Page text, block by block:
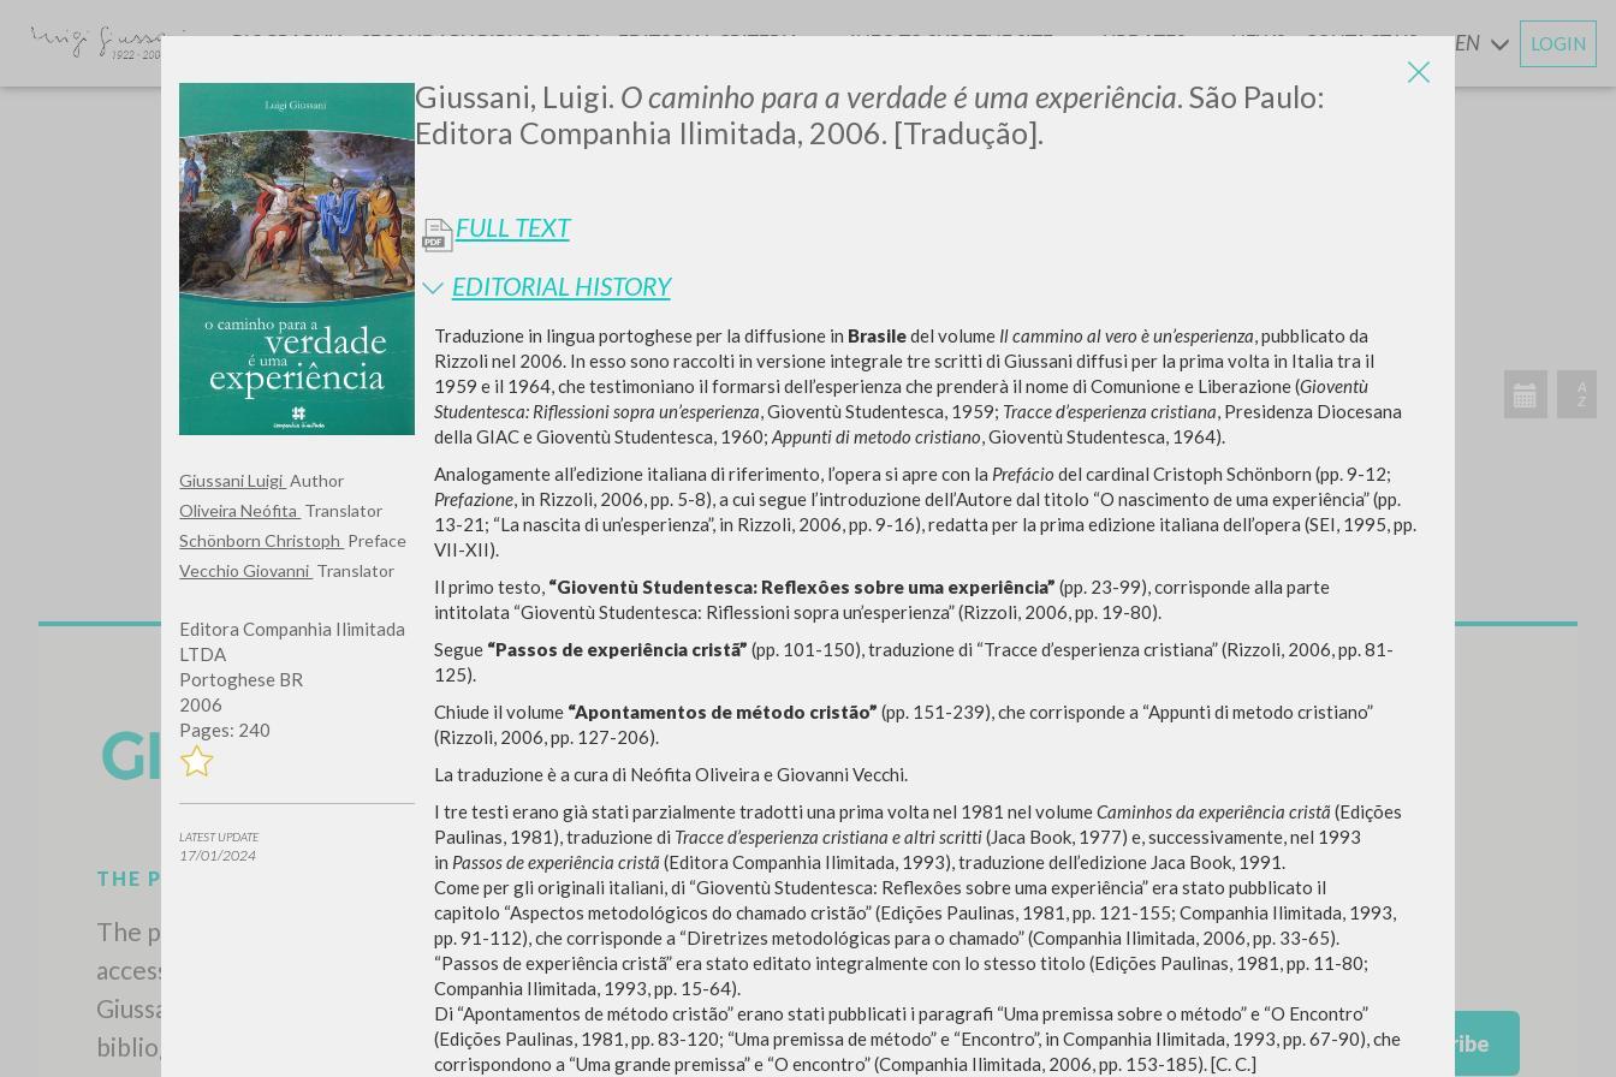
Giussani Luigi Author
Oliveira Neófita Translator
Schönborn Christoph Preface
Vecchio Giovanni Translator
Editora Companhia Ilimitada
LTDA
Portoghese BR
2006
Pages: 240
LATEST UPDATE
17/01/2024
Giussani, Luigi. O caminho para a verdade é uma experiência. São Paulo:
Editora Companhia Ilimitada, 2006. [Tradução].
FULL TEXT
EDITORIAL HISTORY
Traduzione in lingua portoghese per la diffusione in Brasiledel volume Il cammino al vero è un’esperienza, pubblicato da
Rizzoli nel 2006. In esso sono raccolti in versione integrale tre scritti di Giussani diffusi per la prima volta in Italia tra il
1959 e il 1964, che testimoniano il formarsi dell’esperienza che prenderà il nome di Comunione e Liberazione (Gioventù
Studentesca: Riflessioni sopra un’esperienza, Gioventù Studentesca, 1959; Tracce d’esperienza cristiana, Presidenza Diocesana
della GIAC e Gioventù Studentesca, 1960; Appunti di metodo cristiano, Gioventù Studentesca, 1964).
Analogamente all’edizione italiana di riferimento, l’opera si apre con la Prefácio del cardinal Cristoph Schönborn (pp. 9-12;
Prefazione, in Rizzoli, 2006, pp. 5-8), a cui segue l’introduzione dell’Autore dal titolo “O nascimento de uma experiência” (pp.
13-21; “La nascita di un’esperienza”, in Rizzoli, 2006, pp. 9-16), redatta per la prima edizione italiana dell’opera (SEI, 1995, pp.
VII-XII).
Il primo testo, “Gioventù Studentesca: Reflexôes sobre uma experiência” (pp. 23-99), corrisponde alla parte
intitolata “Gioventù Studentesca: Riflessioni sopra un’esperienza” (Rizzoli, 2006, pp. 19-80).
Segue “Passos de experiência cristã” (pp. 101-150), traduzione di “Tracce d’esperienza cristiana” (Rizzoli, 2006, pp. 81-
125).
Chiude il volume “Apontamentos de método cristão” (pp. 151-239), che corrisponde a “Appunti di metodo cristiano”
(Rizzoli, 2006, pp. 127-206).
La traduzione èa cura di Neófita Oliveira e Giovanni Vecchi.
I tre testi erano già stati parzialmente tradotti una prima volta nel 1981 nel volumeCaminhos da experiência cristã (Edições
Paulinas, 1981), traduzione di Tracce d’esperienza cristiana e altri scritti(Jaca Book, 1977) e, successivamente, nel 1993
in Passos de experiência cristã (Editora Companhia Ilimitada, 1993), traduzione dell’edizione Jaca Book, 1991.
Come per gli originali italiani, di “Gioventù Studentesca: Reflexôes sobre uma experiência” era stato pubblicato il
capitolo “Aspectos metodológicos do chamado cristão” (Edições Paulinas, 1981, pp. 121-155; Companhia Ilimitada, 1993,
pp. 91-112), che corrisponde a “Diretrizes metodológicas para o chamado” (Companhia Ilimitada, 2006, pp. 33-65).
“Passos de experiência cristã” era stato editato integralmente con lo stesso titolo (Edições Paulinas, 1981, pp. 11-80;
Companhia Ilimitada, 1993, pp. 15-64).
Di “Apontamentos de método cristão” erano stati pubblicati i paragrafi “Uma premissa sobre o método” e “O Encontro”
(Edições Paulinas, 1981, pp. 83-120; “Uma premissa de método” e “Encontro”, in Companhia Ilimitada, 1993, pp. 67-90), che
corrispondono a “Uma grande premissa” e “O encontro” (Companhia Ilimitada, 2006, pp. 153-185). [C. C.]
BIOGRAPHY SECONDARY BIBLIOGRAFY EDITORIAL CRITERIA INFO TO SURF THE SITE UPDATESANDNEWS CONTACT US EN LOGIN
Do you want even more precise results? Use the
0RESULTS FOUND
View details by type
MORE RESULTS
THE PROJECT
The portal collects and gives
BROWSE
Advanced search »
Italian
NEWSLETTER
Get updates on new releases,